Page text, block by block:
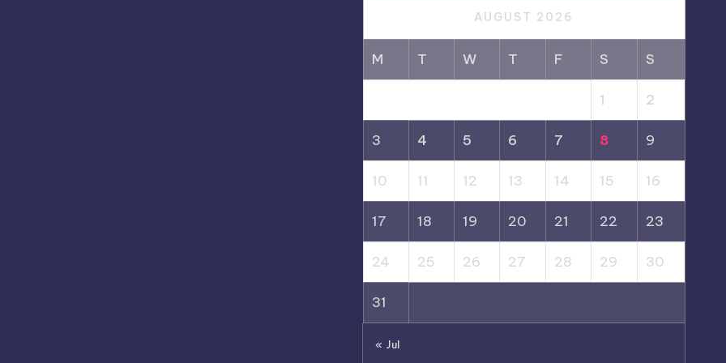
AUGUST 2026
M T W T F S S
1 2
3 4 5 6 7 8 9
10 11 12 13 14 15 16
17 18 19 20 21 22 23
24 25 26 27 28 29 30
31
« Jul